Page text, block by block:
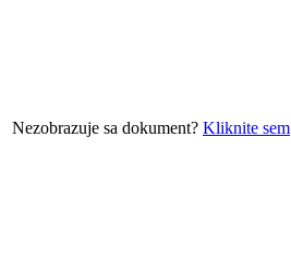
Nezobrazuje sa dokument? Kliknite sem